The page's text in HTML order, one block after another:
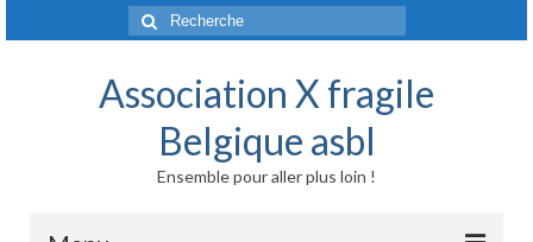
Rechercher
:
Association X fragile
Belgique asbl
Ensemble pour aller plus loin !